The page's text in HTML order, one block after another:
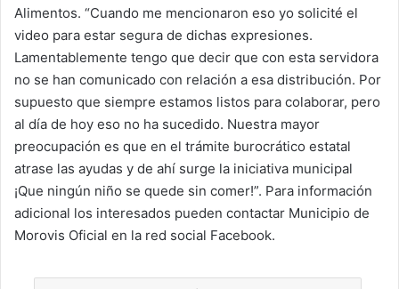
Alimentos. “Cuando me mencionaron eso yo solicité el
video para estar segura de dichas expresiones.
Lamentablemente tengo que decir que con esta servidora
no se han comunicado con relación a esa distribución. Por
supuesto que siempre estamos listos para colaborar, pero
al día de hoy eso no ha sucedido. Nuestra mayor
preocupación es que en el trámite burocrático estatal
atrase las ayudas y de ahí surge la iniciativa municipal
¡Que ningún niño se quede sin comer!”. Para información
adicional los interesados pueden contactar Municipio de
Morovis Oficial en la red social Facebook.